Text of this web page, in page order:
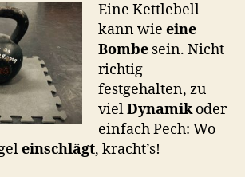
o
n
Eine Kettlebell
kann wie eine
Bombe sein. Nicht
richtig
festgehalten, zu
vielDynamikoder
einfach Pech: Wo
einschlägt, kracht’s!